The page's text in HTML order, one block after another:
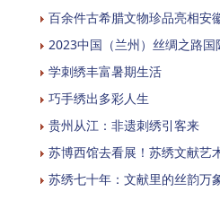
百余件古希腊文物珍品亮相安
2023中国（兰州）丝绸之路
学刺绣丰富暑期生活
巧手绣出多彩人生
贵州从江：非遗刺绣引客来
苏博西馆去看展！苏绣文献艺
苏绣七十年：文献里的丝韵万